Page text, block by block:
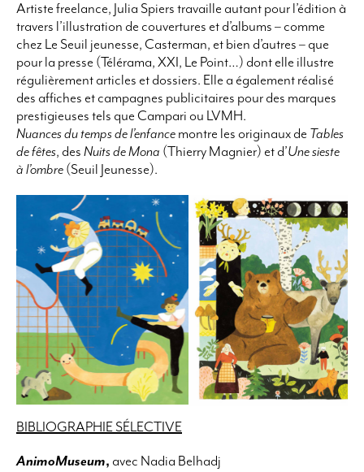
Artiste freelance, Julia Spiers travaille autant pour l’édition à
travers l’illustration de couvertures et d’albums – comme
chez Le Seuil jeunesse, Casterman, et bien d’autres – que
pour la presse (Télérama, XXI, Le Point…) dont elle illustre
régulièrement articles et dossiers. Elle a également réalisé
des affiches et campagnes publicitaires pour des marques
prestigieuses tels que Campari ou LVMH.
Nuances du temps de l’enfance montre les originaux de Tables
de fêtes, des Nuits de Mona (Thierry Magnier) et d’Une sieste
à l’ombre (Seuil Jeunesse).
BIBLIOGRAPHIE SÉLECTIVE
AnimoMuseum, avec Nadia Belhadj